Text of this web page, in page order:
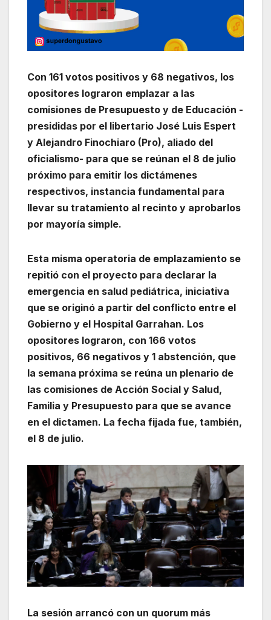
Con 161 votos positivos y 68 negativos, los
opositores lograron emplazar a las
comisiones de Presupuesto y de Educación -
presididas por el libertario José Luis Espert
y Alejandro Finochiaro (Pro), aliado del
oficialismo- para que se reúnan el 8 de julio
próximo para emitir los dictámenes
respectivos, instancia fundamental para
llevar su tratamiento al recinto y aprobarlos
por mayoría simple.
Esta misma operatoria de emplazamiento se
repitió con el proyecto para declarar la
emergencia en salud pediátrica, iniciativa
que se originó a partir del conflicto entre el
Gobierno y el Hospital Garrahan. Los
opositores lograron, con 166 votos
positivos, 66 negativos y 1 abstención, que
la semana próxima se reúna un plenario de
las comisiones de Acción Social y Salud,
Familia y Presupuesto para que se avance
en el dictamen. La fecha fijada fue, también,
el 8 de julio.
La sesión arrancó con un quorum más